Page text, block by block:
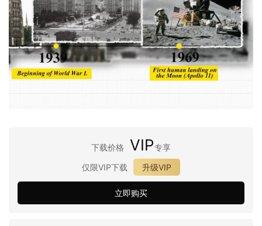
下载价格 VIP专享
仅限VIP下载
升级VIP
立即购买